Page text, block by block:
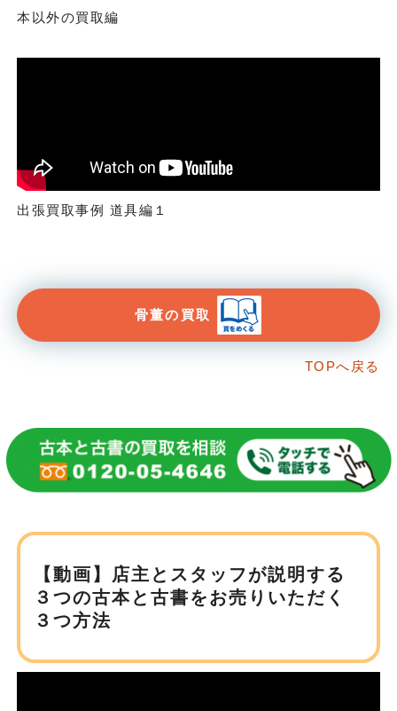
本以外の買取編
出張買取事例 道具編１
骨董の買取
TOPへ戻る
【動画】店主とスタッフが説明する
３つの古本と古書をお売りいただく
３つ方法